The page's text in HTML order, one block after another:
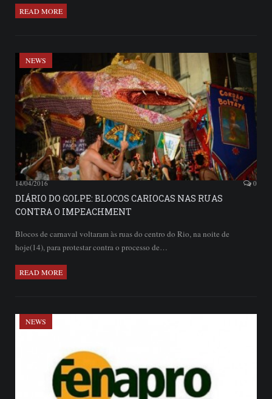
READ MORE
NEWS
14/04/2016 0
DIÁRIO DO GOLPE: BLOCOS CARIOCAS NAS RUAS
CONTRA O IMPEACHMENT
Blocos de carnaval voltaram às ruas do centro do Rio, na noite de
hoje(14), para protestar contra o processo de…
READ MORE
NEWS